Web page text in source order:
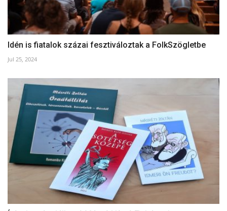
Idén is fiatalok százai fesztiváloztak a FolkSzögletbe
Jul 25, 2024